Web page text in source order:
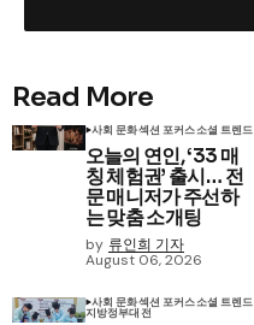
Read More
사회 문화섹션 포커스소셜 트렌드
오늘의 연인, ‘33 매
칭 체험권’ 출시… 전
문 매니저가 주선하
는 맞춤 소개팅
by 류인희 기자
August 06, 2026
사회 문화섹션 포커스소셜 트렌드
지방정부대전